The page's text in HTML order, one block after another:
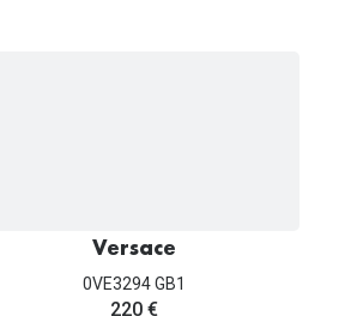
Versace
0VE3294 GB1
220 €